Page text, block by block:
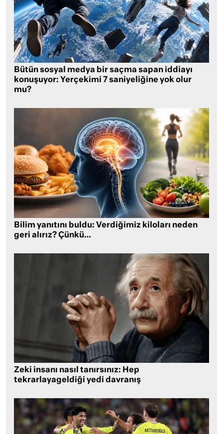
Bütün sosyal medya bir saçma sapan iddiayı
konuşuyor: Yerçekimi 7 saniyeliğine yok olur
mu?
Bilim yanıtını buldu: Verdiğimiz kiloları neden
geri alırız? Çünkü…
Zeki insanı nasıl tanırsınız: Hep
tekrarlayageldiği yedi davranış